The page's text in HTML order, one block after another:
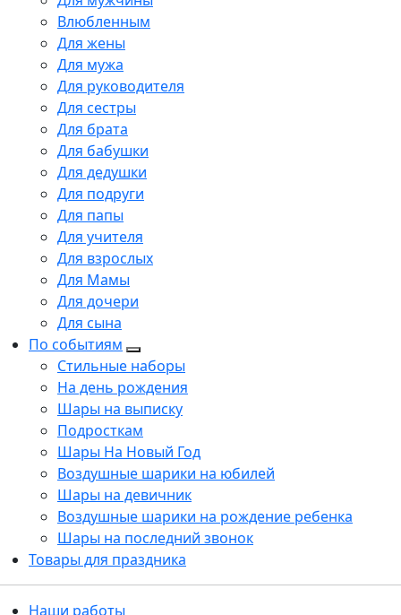
Влюбленным
Для жены
Для мужа
Для руководителя
Для сестры
Для брата
Для бабушки
Для дедушки
Для подруги
Для папы
Для учителя
Для взрослых
Для Мамы
Для дочери
Для сына
По событиям
Стильные наборы
На день рождения
Шары на выписку
Подросткам
Шары На Новый Год
Воздушные шарики на юбилей
Шары на девичник
Воздушные шарики на рождение ребенка
Шары на последний звонок
Товары для праздника
Наши работы